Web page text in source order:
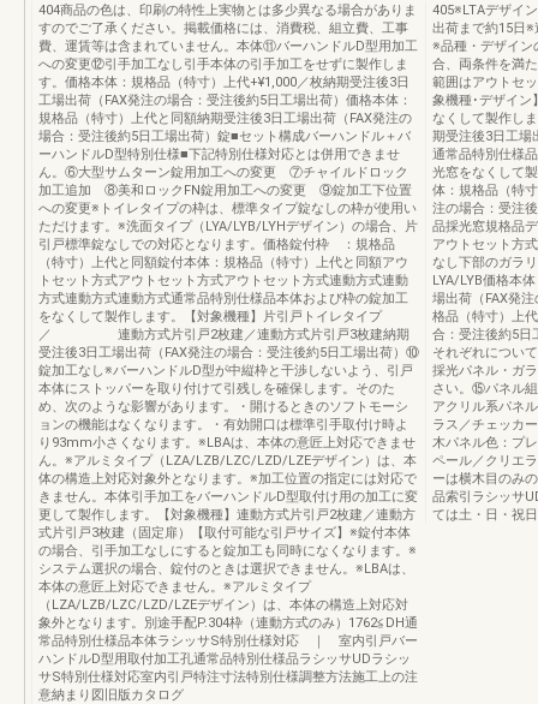
404商品の色は、印刷の特性上実物とは多少異なる場合がありま
すのでご了承ください。掲載価格には、消費税、組立費、工事
費、運賃等は含まれていません。本体⑪バーハンドルD型用加工
への変更⑫引手加工なし引手本体の引手加工をせずに製作しま
す。価格本体：規格品（特寸）上代+¥1,000／枚納期受注後3日
工場出荷（FAX発注の場合：受注後約5日工場出荷）価格本体：
規格品（特寸）上代と同額納期受注後3日工場出荷（FAX発注の
場合：受注後約5日工場出荷）錠■セット構成バーハンドル＋バ
ーハンドルD型特別仕様■下記特別仕様対応とは併用できませ
ん。⑥大型サムターン錠用加工への変更 ⑦チャイルドロック
加工追加 ⑧美和ロックFN錠用加工への変更 ⑨錠加工下位置
への変更※トイレタイプの枠は、標準タイプ錠なしの枠が使用い
ただけます。※洗面タイプ（LYA/LYB/LYHデザイン）の場合、片
引戸標準錠なしでの対応となります。価格錠付枠 ：規格品
（特寸）上代と同額錠付本体：規格品（特寸）上代と同額アウ
トセット方式アウトセット方式アウトセット方式連動方式連動
方式連動方式連動方式通常品特別仕様品本体および枠の錠加工
をなくして製作します。【対象機種】片引戸トイレタイプ
／ 連動方式片引戸2枚建／連動方式片引戸3枚建納期
受注後3日工場出荷（FAX発注の場合：受注後約5日工場出荷）⑩
錠加工なし※バーハンドルD型が中縦枠と干渉しないよう、引戸
本体にストッパーを取り付けて引残しを確保します。そのた
め、次のような影響があります。・開けるときのソフトモーシ
ョンの機能はなくなります。・有効開口は標準引手取付け時よ
り93mm小さくなります。※LBAは、本体の意匠上対応できませ
ん。※アルミタイプ（LZA/LZB/LZC/LZD/LZEデザイン）は、本
体の構造上対応対象外となります。※加工位置の指定には対応で
きません。本体引手加工をバーハンドルD型取付け用の加工に変
更して製作します。【対象機種】連動方式片引戸2枚建／連動方
式片引戸3枚建（固定扉）【取付可能な引戸サイズ】※錠付本体
の場合、引手加工なしにすると錠加工も同時になくなります。※
システム選択の場合、錠付のときは選択できません。※LBAは、
本体の意匠上対応できません。※アルミタイプ
（LZA/LZB/LZC/LZD/LZEデザイン）は、本体の構造上対応対
象外となります。別途手配P.304枠（連動方式のみ）1762≦DH通
常品特別仕様品本体ラシッサS特別仕様対応 ｜ 室内引戸バー
ハンドルD型用取付加工孔通常品特別仕様品ラシッサUDラシッ
サS特別仕様対応室内引戸特注寸法特別仕様調整方法施工上の注
意納まり図旧版カタログ
405※LTAデザイ
出荷まで約15日
※品種・デザイン
合、両条件を満
範囲はアウトセ
象機種･デザイン
なくして製作し
期受注後3日工場
通常品特別仕様
光窓をなくして
体：規格品（特
注の場合：受注
品採光窓規格品
アウトセット方
なし下部のガラ
LYA/LYB価格本
場出荷（FAX発
格品（特寸）上
合：受注後約5日
それぞれについ
採光パネル・ガ
さい。⑮パネル
アクリル系パネ
ラス／チェッカ
木パネル色：プ
ペール／クリエ
ーは横木目のみ
品索引ラシッサ
ては土・日・祝